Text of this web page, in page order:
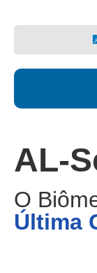
AL-
O
Última